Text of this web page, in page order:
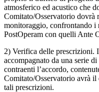
atmosferico ed acustico che
Comitato/Osservatorio dovrà
monitoraggio, confrontando i
PostOperam con quelli Ante
2) Verifica delle prescrizioni.
accompagnato da una serie
contraenti l’accordo,
Comitato/Osservatorio avrà
tali prescrizioni.